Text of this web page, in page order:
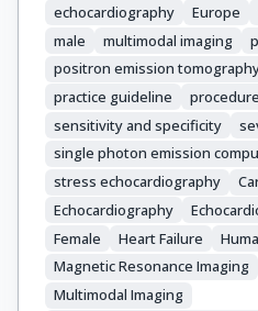
echocardiography
Europe
male
multimodal imaging
positron emission
practice guideline
sensitivity and specificity
single photon emission
stress echocardiography
Echocardiography
Female
Heart Failure
Magnetic Resonance Imaging
Multimodal Imaging